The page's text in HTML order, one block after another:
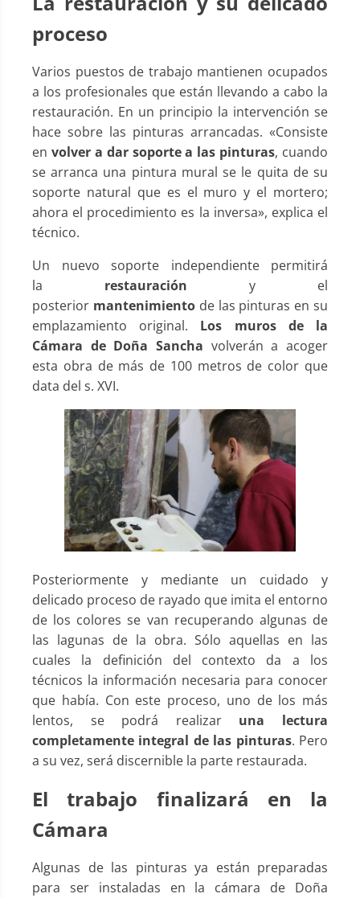
proceso
Varios puestos de trabajo mantienen ocupados
a los profesionales que están llevando a cabo la
restauración. En un principio la intervención se
hace sobre las pinturas arrancadas. «Consiste
en volver a dar soporte a las pinturas, cuando
se arranca una pintura mural se le quita de su
soporte natural que es el muro y el mortero;
ahora el procedimiento es la inversa», explica el
técnico.
Un nuevo soporte independiente permitirá
la restauración y el
posterior mantenimiento de las pinturas en su
emplazamiento original. Los muros de la
Cámara de Doña Sancha volverán a acoger
esta obra de más de 100 metros de color que
data del s. XVI.
Posteriormente y mediante un cuidado y
delicado proceso de rayado que imita el entorno
de los colores se van recuperando algunas de
las lagunas de la obra. Sólo aquellas en las
cuales la definición del contexto da a los
técnicos la información necesaria para conocer
que había. Con este proceso, uno de los más
lentos, se podrá realizar una lectura
completamente integral de las pinturas. Pero
a su vez, será discernible la parte restaurada.
El trabajo finalizará en la
Cámara
Algunas de las pinturas ya están preparadas
para ser instaladas en la cámara de Doña